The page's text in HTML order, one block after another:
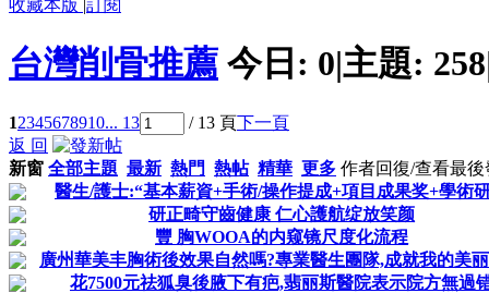
收藏本版 |訂閱
台灣削骨推薦 今日: 0|主題: 258
12345678910... 13 / 13 頁下一頁
返 回
新窗 全部主題 最新 熱門 熱帖 精華 更多 作者回復/查看最後
醫生/護士:“基本薪資+手術/操作提成+項目成果奖+學術
研正畸守齒健康 仁心護航绽放笑颜
豐 胸WOOA的内窥镜尺度化流程
廣州華美丰胸術後效果自然嗎?專業醫生團隊,成就我的美
花7500元祛狐臭後腋下有疤,翡丽斯醫院表示院方無過